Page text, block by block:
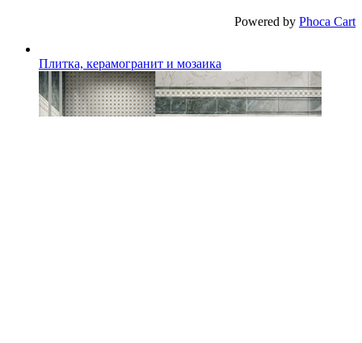
Powered by Phoca Cart
Плитка, керамогранит и мозаика